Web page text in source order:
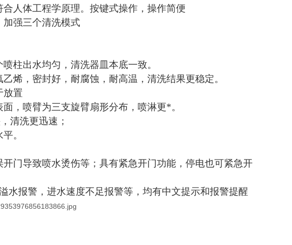
人体工程学原理。按键式操作，操作简便
加强三个清洗模式
柱出水均匀，清洗器皿本底一致。
烯，密封好，耐腐蚀，耐高温，清洗结果更稳定。
放置
，喷臂为三支旋臂扇形分布，喷淋更*。
清洗更迅速；
。
门导致喷水烫伤等；具有紧急开门功能，停电也可紧急开
水报警，进水速度不足报警等，均有中文提示和报警提醒